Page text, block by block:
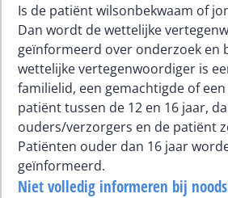
Is de patiënt wilsonbekwaam of
Dan wordt de wettelijke
geïnformeerd over onderzoek en
wettelijke vertegenwoordiger is
familielid, een gemachtigde of
patiënt tussen de 12 en 16 jaar,
ouders/verzorgers en de patiënt
Patiënten ouder dan 16 jaar
geïnformeerd.
Niet volledig informeren bij